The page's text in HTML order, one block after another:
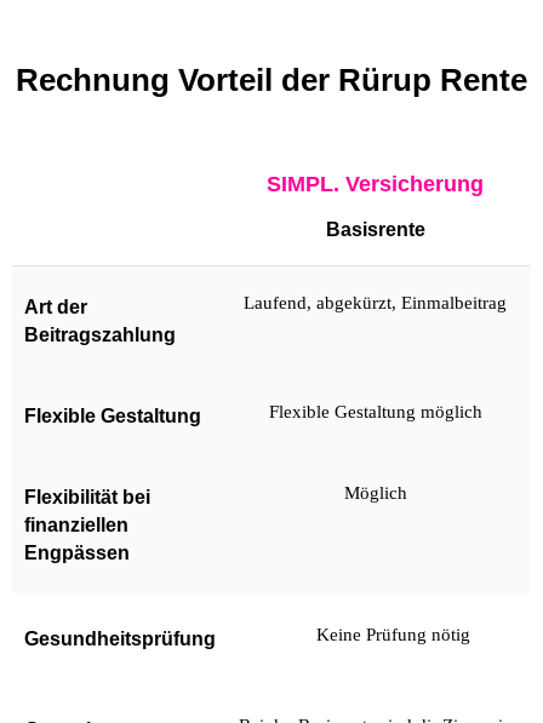
Rechnung Vorteil der Rürup Rente
SIMPL. Versicherung
Basisrente
Art der
Beitragszahlung
Laufend, abgekürzt, Einmalbeitrag
Flexible Gestaltung Flexible Gestaltung möglich
Flexibilität bei
finanziellen
Engpässen
Möglich
Gesundheitsprüfung Keine Prüfung nötig